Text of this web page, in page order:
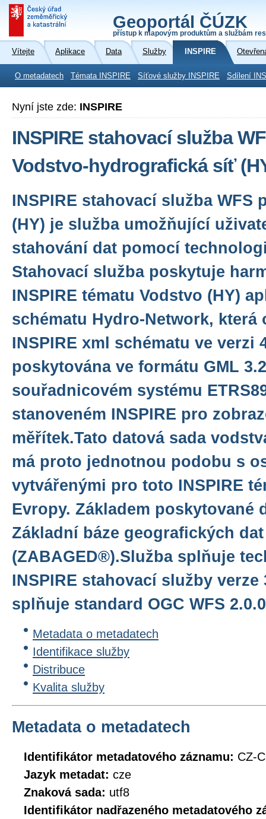
Geoportál ČÚZK
přístup k mapovým produktům a službám
Vítejte Aplikace Data Služby INSPIRE
O metadatech Témata INSPIRE Síťové služby INSPIRE Sdílení
Nyní jste zde: INSPIRE
INSPIRE stahovací služba
Vodstvo-hydrografická síť
INSPIRE stahovací služba WFS
(HY) je služba umožňující
stahování dat pomocí
Stahovací služba poskytuje
INSPIRE tématu Vodstvo (HY)
schématu Hydro-Network, která
INSPIRE xml schématu ve verzi
poskytována ve formátu GML
souřadnicovém systému
stanoveném INSPIRE pro
měřítek.Tato datová sada
má proto jednotnou podobu s
vytvářenými pro toto INSPIRE
Evropy. Základem poskytované
Základní báze geografických
(ZABAGED®).Služba splňuje
INSPIRE stahovací služby verze
splňuje standard OGC WFS
Metadata o metadatech
Identifikace služby
Distribuce
Kvalita služby
Metadata o metadatech
Identifikátor metadatového záznamu: CZ-
Jazyk metadat: cze
Znaková sada: utf8
Identifikátor nadřazeného metadatového